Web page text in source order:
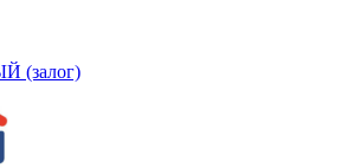
(залог)